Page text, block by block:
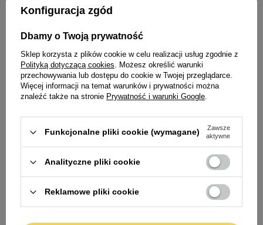
Idealne uzupełnienie dla Twojego
czworonoga
Woolf przysmak
sandwich 100 g
10,99 zł
109,90 zł / kg
Konfiguracja zgód
Dbamy o Twoją prywatność
Sklep korzysta z plików cookie w celu realizacji usług zgodnie z
Polityką dotyczącą cookies. Możesz określić warunki
przechowywania lub dostępu do cookie w Twojej przeglądarce.
Więcej informacji na temat warunków i prywatności można
znaleźć także na stronie Prywatność i warunki Google.
Funkcjonalne pliki cookie (wymagane)
Zawsze
aktywne
Analityczne pliki cookie
Reklamowe pliki cookie